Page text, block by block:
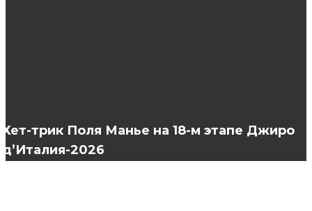
Хет-трик Поля Манье на 18-м этапе Джиро
д’Италия-2026